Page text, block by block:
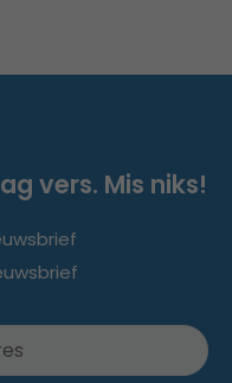
vers. Mis niks!